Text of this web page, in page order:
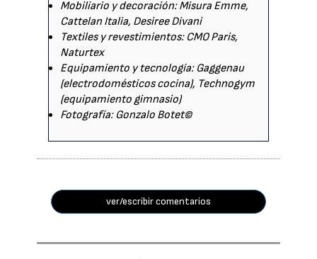
Mobiliario y decoración: Misura Emme,
Cattelan Italia, Desiree Divani
Textiles y revestimientos: CMO Paris,
Naturtex
Equipamiento y tecnología: Gaggenau
(electrodomésticos cocina), Technogym
(equipamiento gimnasio)
Fotografía: Gonzalo Botet©
ver/escribir comentarios